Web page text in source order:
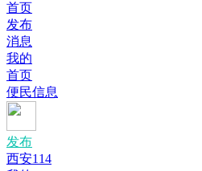
首页
发布
消息
我的
首页
便民信息
发布
西安114